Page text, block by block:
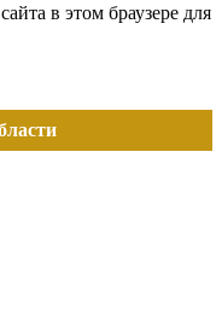
в этом браузере для